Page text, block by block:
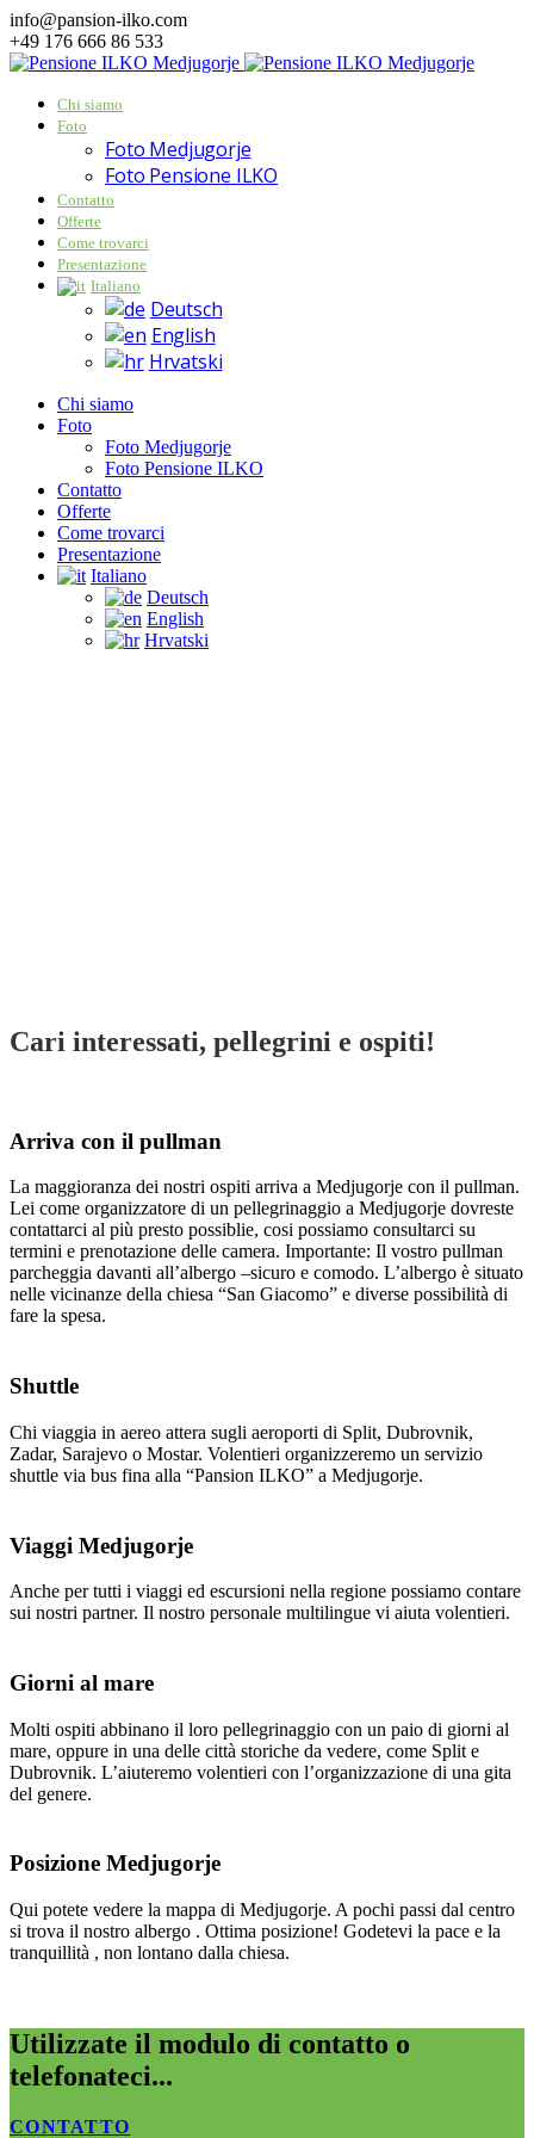
info@pansion-ilko.com
+49 176 666 86 533
Chi siamo
Foto
Foto Medjugorje
Foto Pensione ILKO
Contatto
Offerte
Come trovarci
Presentazione
Italiano
Deutsch
English
Hrvatski
Chi siamo
Foto
Foto Medjugorje
Foto Pensione ILKO
Contatto
Offerte
Come trovarci
Presentazione
Italiano
Deutsch
English
Hrvatski
Cari interessati, pellegrini e ospiti!
Arriva con il pullman
La maggioranza dei nostri ospiti arriva a Medjugorje con il pullman.
Lei come organizzatore di un pellegrinaggio a Medjugorje dovreste
contattarci al più presto possiblie, cosi possiamo consultarci su
termini e prenotazione delle camera. Importante: Il vostro pullman
parcheggia davanti all’albergo –sicuro e comodo. L’albergo è situato
nelle vicinanze della chiesa “San Giacomo” e diverse possibilità di
fare la spesa.
Shuttle
Chi viaggia in aereo attera sugli aeroporti di Split, Dubrovnik,
Zadar, Sarajevo o Mostar. Volentieri organizzeremo un servizio
shuttle via bus fina alla “Pansion ILKO” a Medjugorje.
Viaggi Medjugorje
Anche per tutti i viaggi ed escursioni nella regione possiamo contare
sui nostri partner. Il nostro personale multilingue vi aiuta volentieri.
Giorni al mare
Molti ospiti abbinano il loro pellegrinaggio con un paio di giorni al
mare, oppure in una delle città storiche da vedere, come Split e
Dubrovnik. L’aiuteremo volentieri con l’organizzazione di una gita
del genere.
Posizione Medjugorje
Qui potete vedere la mappa di Medjugorje. A pochi passi dal centro
si trova il nostro albergo . Ottima posizione! Godetevi la pace e la
tranquillità , non lontano dalla chiesa.
Utilizzate il modulo di contatto o
telefonateci...
CONTATTO